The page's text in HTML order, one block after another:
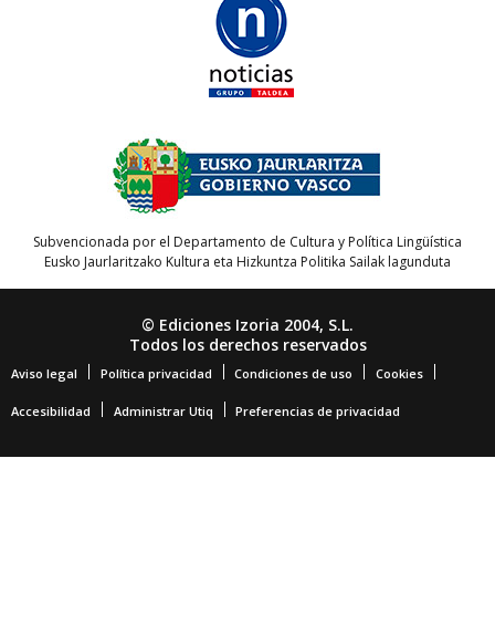
Subvencionada por el Departamento de Cultura y Política Lingüística
Eusko Jaurlaritzako Kultura eta Hizkuntza Politika Sailak lagunduta
© Ediciones Izoria 2004, S.L.
Todos los derechos reservados
Aviso legal Política privacidad Condiciones de uso Cookies
Accesibilidad Administrar Utiq Preferencias de privacidad